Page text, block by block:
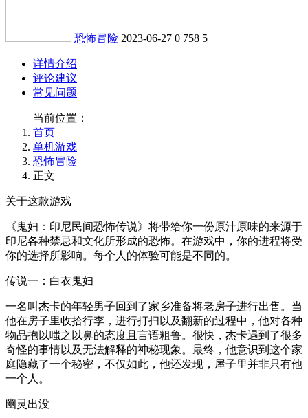
恐怖冒险 2023-06-27 0 758 5
详情介绍
评论建议
常见问题
当前位置：
首页
单机游戏
恐怖冒险
正文
关于这款游戏
《鬼妇：印尼民间恐怖传说》将带给你一份原汁原味的来源于
印尼各种禁忌和文化所形成的恐怖。在游戏中，你的进程将受
你的选择所影响。每个人的体验可能是不同的。
传说一：白衣鬼妇
一名叫杰卡的年轻男子回到了家乡准备将老房子进行出售。当
他在房子里收拾行李，进行打扫以及翻新的过程中，他对各种
物品抱以嗤之以鼻的态度且言语粗鲁。很快，杰卡遇到了很多
奇怪的事情以及无法解释的神秘现象。最终，他意识到这个家
庭隐藏了一个秘密，不仅如此，他还发现，屋子里并非只有他
一个人。
幽灵出没